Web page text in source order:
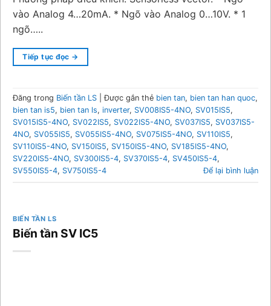
vào Analog 4…20mA. * Ngõ vào Analog 0…10V. * 1
ngõ…..
Tiếp tục đọc →
Đăng trong Biến tần LS |Được gắn thẻ bien tan, bien tan han quoc,
bien tan is5, bien tan ls, inverter, SV008IS5-4NO, SV015IS5,
SV015IS5-4NO, SV022IS5, SV022IS5-4NO, SV037IS5, SV037IS5-
4NO, SV055IS5, SV055IS5-4NO, SV075IS5-4NO, SV110IS5,
SV110IS5-4NO, SV150IS5, SV150IS5-4NO, SV185IS5-4NO,
SV220IS5-4NO, SV300IS5-4, SV370IS5-4, SV450IS5-4,
SV550IS5-4, SV750IS5-4 Để lại bình luận
BIẾN TẦN LS
Biến tần SV IC5